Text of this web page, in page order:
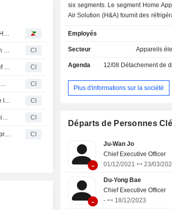
Bourse : Castlelake relève son OPA sur EasyJet, Danone rachète MADE, CRH lorgne Arcosa
LG Electronics Inc nomme Ahmad Abed au poste de directeur de l'exploitation de la division Climatisation pour la région Moyen-Orient et Afrique CI
Charlton Aria Acquisition Corporation nomme Jung Min Lee au poste de Chief Executive Officer, avec effet au 26 mars 2026 CI
LG Electronics Inc. approuve la nomination de Jae-Cheol Lyu en qualité d'administrateur exécutif CI
Justera Health Ltd. annonce la nomination d'Andrew Ryu au poste de chef de la direction par intérim CI
Justera Health Ltd. annonce des nominations au sein de son conseil d'administration CI
Welspun Living Limited nomme Manjinder Singh au poste de vice-président principal - Projets & Commercial, membre de la direction, à compter du 20 février 2026 CI
six segments. Le segment Home
Air Solution (H&A) fournit des
micro-ondes, des nettoyeurs et
segment LG Innotek Co Ltd
matériaux de substrat, des
(DEL). Le segment Home
fournit des téléviseurs (TV), des
Solutions (VS) fournit des pièces
écrans d'information et des
Le segment "Autres" est
traitement de l'eau et la
d'équipements.
Employés
Secteur Appareils
Agenda 12/08 Détachement de
Plus d'informations sur la société
Départs de Personnes
-
Ju-Wan Jo
Chief Executive Officer
01/12/2021
23/03/
-
Du-Yong Bae
Chief Executive Officer
-
18/12/2023